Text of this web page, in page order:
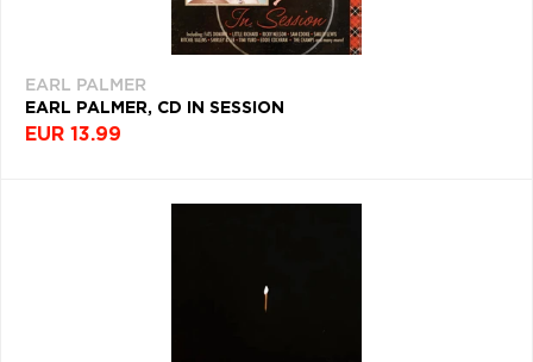
EARL PALMER
EARL PALMER, CD IN SESSION
EUR 13.99